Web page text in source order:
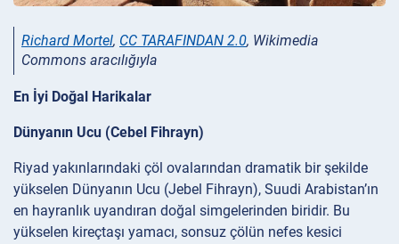
Richard Mortel, CC TARAFINDAN 2.0, Wikimedia
Commons aracılığıyla
En İyi Doğal Harikalar
Dünyanın Ucu (Cebel Fihrayn)
Riyad yakınlarındaki çöl ovalarından dramatik bir şekilde
yükselen Dünyanın Ucu (Jebel Fihrayn), Suudi Arabistan’ın
en hayranlık uyandıran doğal simgelerinden biridir. Bu
yükselen kireçtaşı yamacı, sonsuz çölün nefes kesici